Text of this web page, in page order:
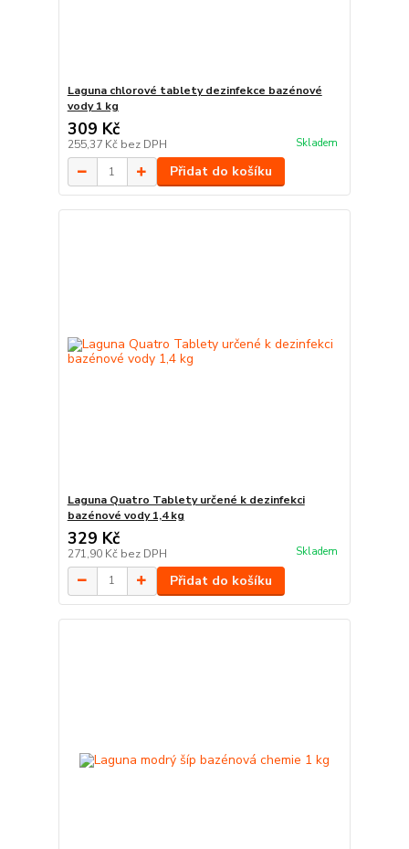
Laguna chlorové tablety dezinfekce bazénové
vody 1 kg
309 Kč
255,37 Kč bez DPH Skladem
Přidat do košíku
Laguna Quatro Tablety určené k dezinfekci
bazénové vody 1,4 kg
329 Kč
271,90 Kč bez DPH Skladem
Přidat do košíku